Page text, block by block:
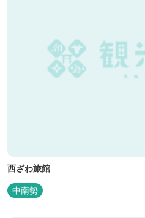
西ざわ旅館
中南勢